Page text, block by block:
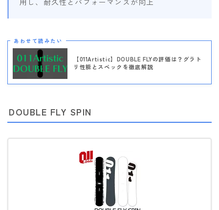
あわせて読みたい
【011Artistic】DOUBLE FLYの評価は？グラト
リ性能とスペックを徹底解説
DOUBLE FLY SPIN